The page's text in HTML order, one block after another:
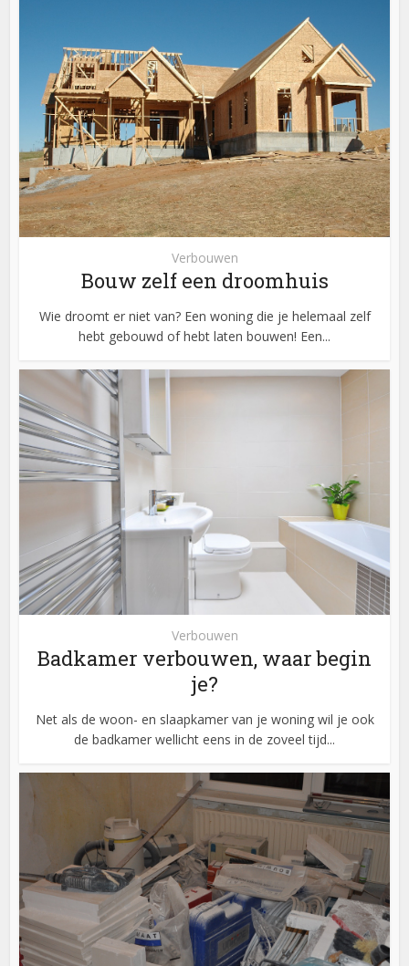
Verbouwen
Bouw zelf een droomhuis
Wie droomt er niet van? Een woning die je helemaal zelf
hebt gebouwd of hebt laten bouwen! Een...
Verbouwen
Badkamer verbouwen, waar begin
je?
Net als de woon- en slaapkamer van je woning wil je ook
de badkamer wellicht eens in de zoveel tijd...